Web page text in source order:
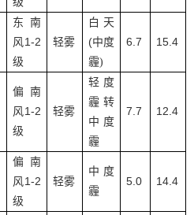
东南
风1-2
级
轻雾
白天
(中度
霾)
6.7 15.4
偏南
风1-2
级
轻雾
轻度
霾转
中度
霾
7.7 12.4
偏南
风1-2
级
轻雾
中度
霾
5.0 14.4